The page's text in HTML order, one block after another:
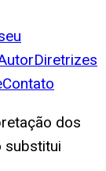
Diretrizes
Contato
dos
substitui